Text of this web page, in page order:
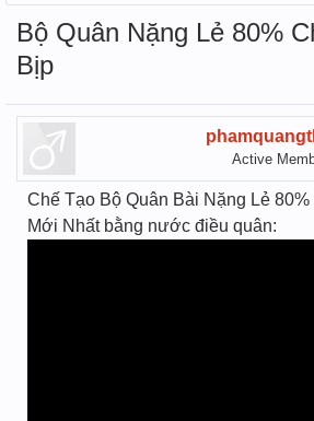
Bộ Quân Nặng Lẻ 80%
Bịp
Active
Chế Tạo Bộ Quân Bài Nặng Lẻ
Mới Nhất bằng nước điều quân: